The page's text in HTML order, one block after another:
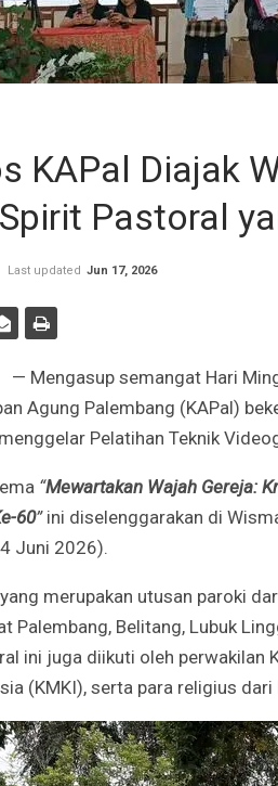
KAPal Diajak
Pastoral
Last updated Jun 17, 2026
— Mengasup semangat Hari
Agung Palembang (KAPal)
Pelatihan Teknik
“Mewartakan Wajah Gereja:
60”ini diselenggarakan di
Juni 2026).
merupakan utusan paroki
Palembang, Belitang, Lubuk
ini juga diikuti oleh perwakilan
(KMKI), serta para religius dari